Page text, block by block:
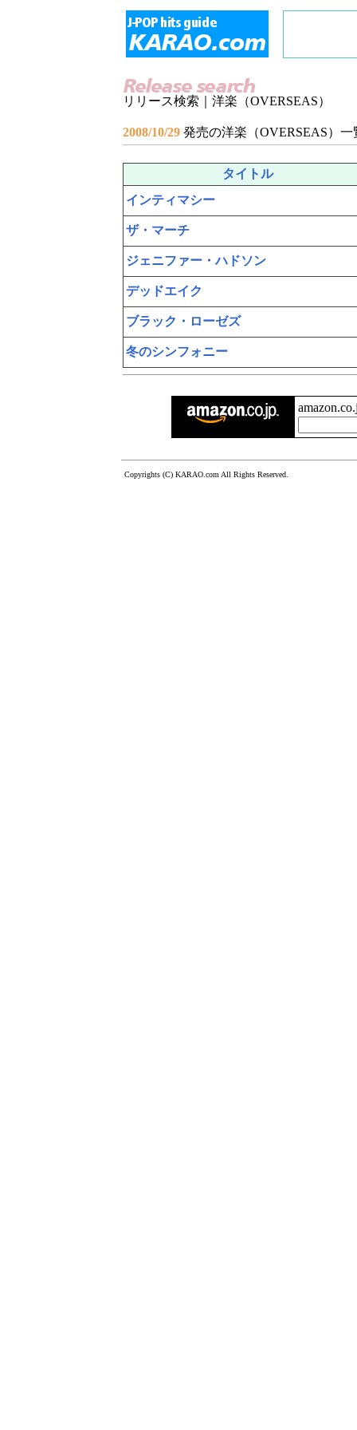
リリース検索｜洋楽（OVERSEAS）
2008/10/29 発売の洋楽（OVERSEAS）一
タイトル
インティマシー
ザ・マーチ
ジェニファー・ハドソン
デッドエイク
ブラック・ローゼズ
冬のシンフォニー
Copyrights (C) KARAO.com All Rights Reserved.